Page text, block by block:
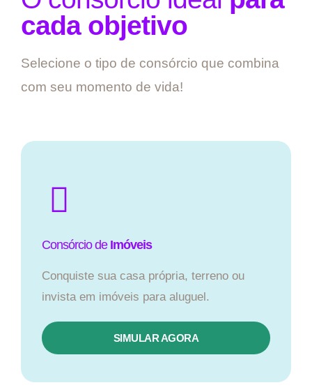
cada objetivo
Selecione o tipo de consórcio que combina
com seu momento de vida!
Consórcio de Imóveis
Conquiste sua casa própria, terreno ou
invista em imóveis para aluguel.
SIMULAR AGORA​